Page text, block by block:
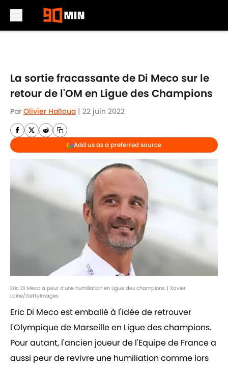
La sortie fracassante de Di Meco sur le
retour de l'OM en Ligue des Champions
Par Olivier Halloua | 22 juin 2022
Add us as a preferred source
Eric Di Meco a peur d'une humiliation en Ligue des champions. | Xavier
Laine/GettyImages
Eric Di Meco est emballé à l'idée de retrouver
l'Olympique de Marseille en Ligue des champions.
Pour autant, l'ancien joueur de l'Equipe de France a
aussi peur de revivre une humiliation comme lors